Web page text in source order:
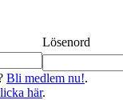
Lösenord
Bli medlem nu!.
här.